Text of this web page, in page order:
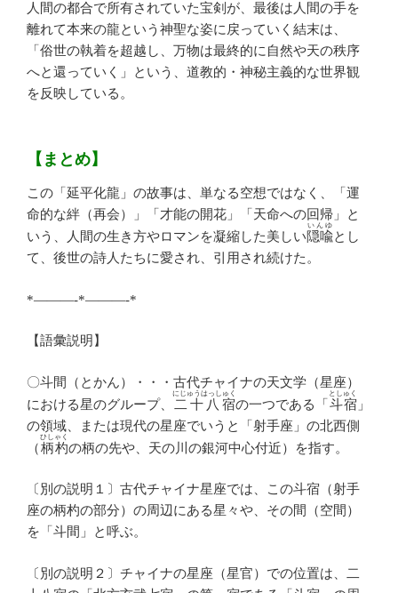
人間の都合で所有されていた宝剣が、最後は人間の手を
離れて本来の龍という神聖な姿に戻っていく結末は、
「俗世の執着を超越し、万物は最終的に自然や天の秩序
へと還っていく」という、道教的・神秘主義的な世界観
を反映している。
【まとめ】
この「延平化龍」の故事は、単なる空想ではなく、「運
命的な絆（再会）」「才能の開花」「天命への回帰」と
いう、人間の生き方やロマンを凝縮した美しい隠喩
いんゆ
とし
て、後世の詩人たちに愛され、引用され続けた。
*———-*———-*
【語彙説明】
〇斗間（とかん）・・・古代チャイナの天文学（星座）
における星のグループ、
二十八宿
にじゅうはっしゅく
の一つである「 斗宿
としゅく
」
の領域、または現代の星座でいうと「射手座」の北西側
（柄杓
ひしゃく
の柄の先や、天の川の銀河中心付近）を指す。
〔別の説明１〕古代チャイナ星座では、この斗宿（射手
座の柄杓の部分）の周辺にある星々や、その間（空間）
を「斗間」と呼ぶ。
〔別の説明２〕チャイナの星座（星官）での位置は、二